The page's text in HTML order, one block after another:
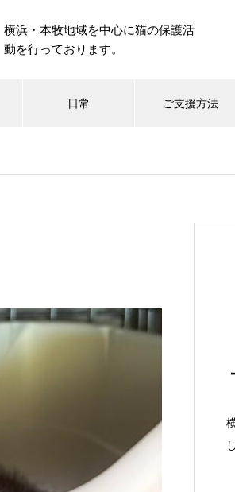
横浜・本牧地域を中心に猫の保護活
動を行っております。
日常 ご支援方法